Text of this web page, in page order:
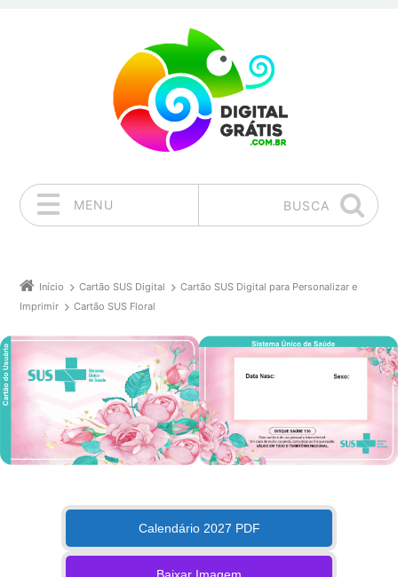
MENU BUSCA
Início Cartão SUS Digital
Cartão SUS Digital para Personalizar e
Imprimir
Cartão SUS Floral
Calendário 2027 PDF
Baixar Imagem